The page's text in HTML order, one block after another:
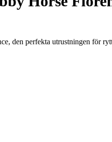
den perfekta utrustningen för